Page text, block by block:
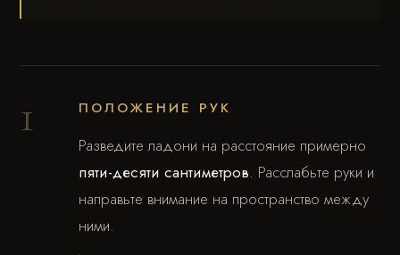
1 ПОЛОЖЕНИЕ РУК
Разведите ладони на расстояние примерно
пяти-десяти сантиметров. Расслабьте руки и
направьте внимание на пространство между
ними.